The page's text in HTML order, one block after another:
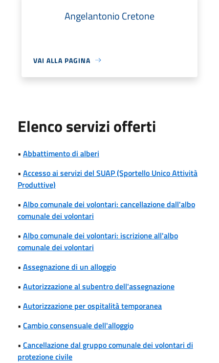
Angelantonio Cretone
VAI ALLA PAGINA
Elenco servizi offerti
• Abbattimento di alberi
• Accesso ai servizi del SUAP (Sportello Unico Attività
Produttive)
• Albo comunale dei volontari: cancellazione dall'albo
comunale dei volontari
• Albo comunale dei volontari: iscrizione all'albo
comunale dei volontari
• Assegnazione di un alloggio
• Autorizzazione al subentro dell'assegnazione
• Autorizzazione per ospitalità temporanea
• Cambio consensuale dell'alloggio
• Cancellazione dal gruppo comunale dei volontari di
protezione civile